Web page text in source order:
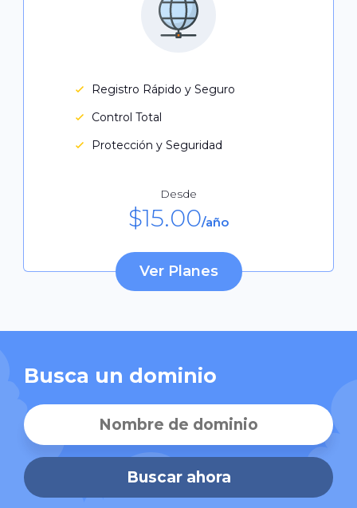
Registro Rápido y Seguro
Control Total
Protección y Seguridad
Desde
$15.00/año
Ver Planes
Busca un dominio
Buscar ahora